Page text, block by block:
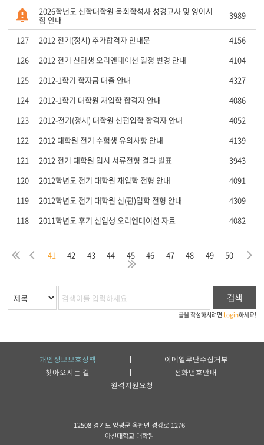
2026학년도 신학대학원 목회학석사 성경고사 및 영어시
험 안내 3989
127 2012 전기(정시) 추가합격자 안내문
4156
126
2012 전기 신입생 오리엔테이션 일정 변경 안내
4104
125
2012-1학기 학자금 대출 안내
4327
124
2012-1학기 대학원 재입학 합격자 안내
4086
123
2012-전기(정시) 대학원 신편입학 합격자 안내
4052
122
2012 대학원 전기 수험생 유의사항 안내
4139
121
2012 전기 대학원 입시 서류전형 결과 발표
3943
120
2012학년도 전기 대학원 재입학 전형 안내
4091
119
2012학년도 전기 대학원 신(편)입학 전형 안내
4309
118
2011학년도 후기 신입생 오리엔테이션 자료 4082
처
음
이 41 42 43 44 45 46 47 48 49 50 다
마
지
검색
글을 작성하시려면 Login하세요!
개인정보보호정책
이메일무단수집거부
찾아오시는 길
전화번호안내
원격지원요청
12508 경기도 양평군 옥천면 경강로 1276
아신대학교 대학원